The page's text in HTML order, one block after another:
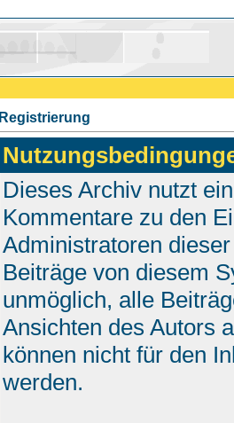
Registrierung
Dieses Archiv nutzt
Kommentare zu den
Administratoren
Beiträge von diesem
unmöglich, alle
Ansichten des Autors
können nicht für den
werden.